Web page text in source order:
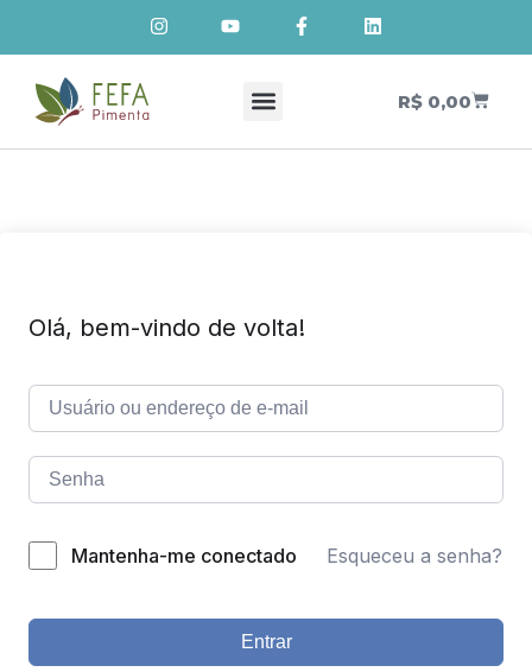
R$0,00
Olá, bem-vindo de volta!
Mantenha-me conectado Esqueceu a senha?
Entrar